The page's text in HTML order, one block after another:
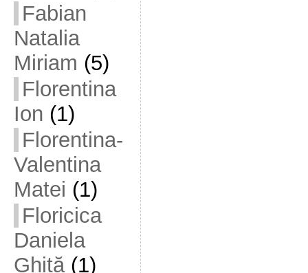
Fabian
Natalia
Miriam (5)
Florentina
Ion (1)
Florentina-
Valentina
Matei (1)
Floricica
Daniela
Ghiță(1)